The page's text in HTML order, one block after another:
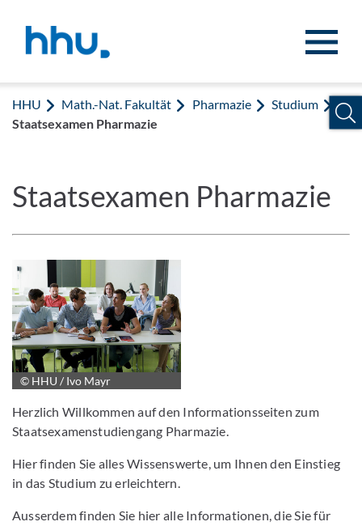
HHU Math.-Nat. Fakultät Pharmazie
Studium
Staatsexamen Pharmazie
Staatsexamen Pharmazie
© HHU / Ivo Mayr
Herzlich Willkommen auf den Informationsseiten zum
Staatsexamenstudiengang Pharmazie.
Hier finden Sie alles Wissenswerte, um Ihnen den Einstieg
in das Studium zu erleichtern.
Ausserdem finden Sie hier alle Informationen, die Sie für